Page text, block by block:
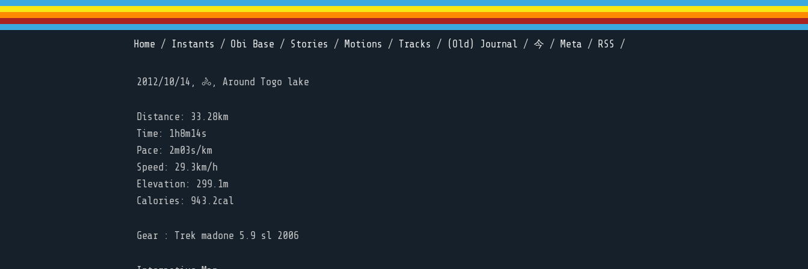
Home / Instants / Obi Base / Stories / Motions / Tracks / (Old) Journal / 今 / Meta / RSS /
2012/10/14, 🚴, Around Togo lake
Distance: 33.28km
Time: 1h8m14s
Pace: 2m03s/km
Speed: 29.3km/h
Elevation: 299.1m
Calories: 943.2cal
Gear : Trek madone 5.9 sl 2006